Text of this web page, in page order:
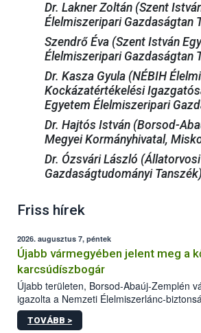
Dr. Lakner Zoltán (Szent
Élelmiszeripari Gazdaságtan
Szendrő Éva (Szent István
Élelmiszeripari Gazdaságtan
Dr. Kasza Gyula (NÉBIH
Kockázatértékelési
Egyetem Élelmiszeripari
Dr. Hajtós István (Borsod-
Megyei Kormányhivatal,
Dr. Ózsvári László
Gazdaságtudományi Tanszék)
Friss hírek
2026. augusztus 7, péntek
Újabb vármegyében jelent meg a
karcsúdíszbogár
Újabb területen, Borsod-Abaúj-Zemplén
igazolta a Nemzeti Élelmiszerlánc-
kőrisrontó karcsúdíszbogár (Agrilus
kártevőt nem csak színcsapdában találták
TOVÁBB >